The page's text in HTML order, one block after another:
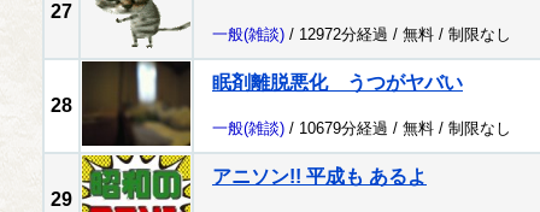
27
一般(雑談) / 12972分経過 / 無料 / 制限なし
28
眠剤離脱悪化 うつがヤバい
一般(雑談) / 10679分経過 / 無料 / 制限なし
29
アニソン!! 平成も あるよ